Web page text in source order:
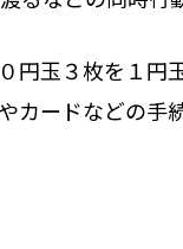
円玉３枚を１円
カードなどの手